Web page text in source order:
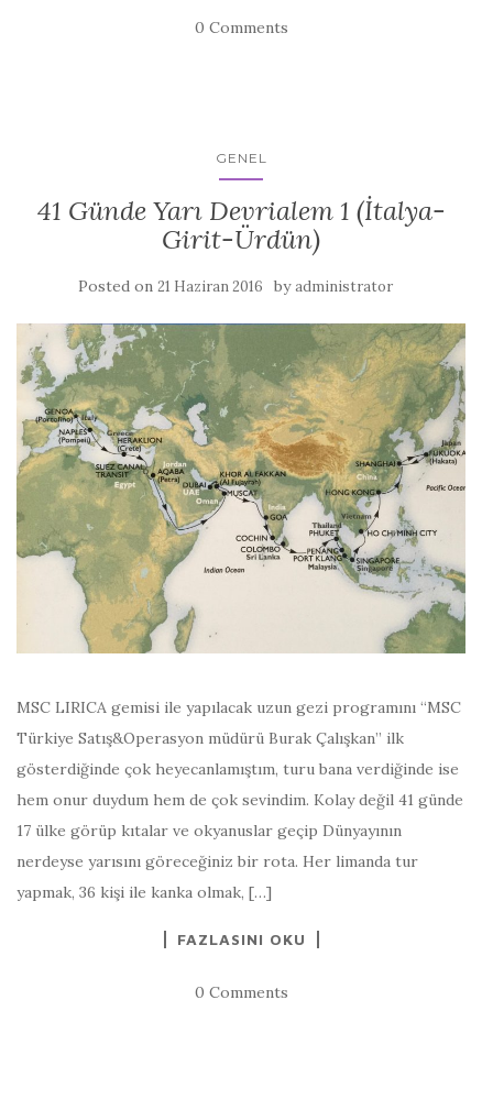
0 Comments
GENEL
41 Günde Yarı Devrialem 1 (İtalya-
Girit-Ürdün)
Posted on 21 Haziran 2016 byadministrator
MSC LIRICA gemisi ile yapılacak uzun gezi programını “MSC
Türkiye Satış&Operasyon müdürü Burak Çalışkan” ilk
gösterdiğinde çok heyecanlamıştım, turu bana verdiğinde ise
hem onur duydum hem de çok sevindim. Kolay değil 41 günde
17 ülke görüp kıtalar ve okyanuslar geçip Dünyayının
nerdeyse yarısını göreceğiniz bir rota. Her limanda tur
yapmak, 36 kişi ile kanka olmak, […]
FAZLASINI OKU
0 Comments